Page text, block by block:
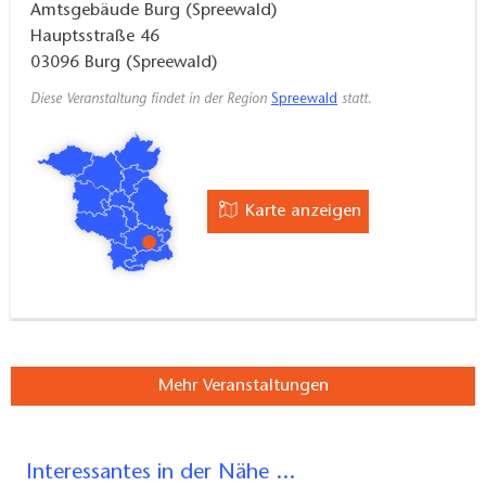
Amtsgebäude Burg (Spreewald)
Hauptsstraße 46
03096 Burg (Spreewald)
Diese Veranstaltung findet in der Region Spreewald statt.
Karte anzeigen
Mehr Veranstaltungen
Interessantes in der Nähe ...